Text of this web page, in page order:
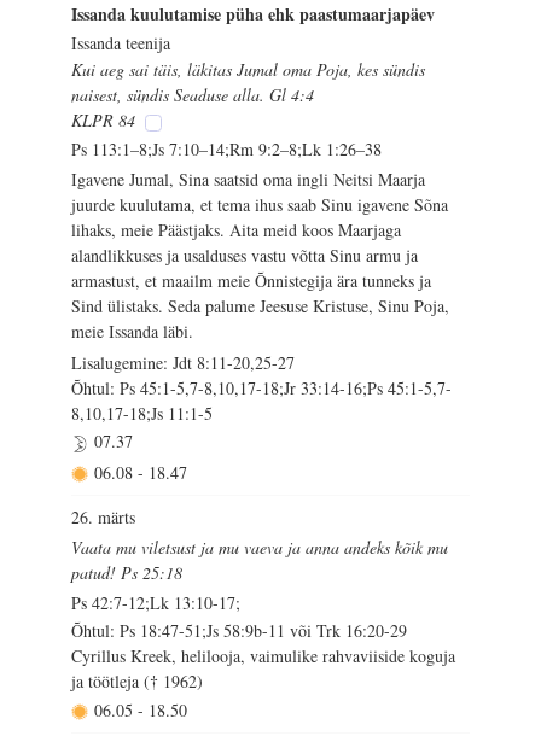
Issanda kuulutamise püha ehk paastumaarjapäev
Issanda teenija
Kui aeg sai täis, läkitas Jumal oma Poja, kes sündis
naisest, sündis Seaduse alla. Gl 4:4
KLPR 84
Ps 113:1–8;Js 7:10–14;Rm 9:2–8;Lk 1:26–38
Igavene Jumal, Sina saatsid oma ingli Neitsi Maarja
juurde kuulutama, et tema ihus saab Sinu igavene Sõna
lihaks, meie Päästjaks. Aita meid koos Maarjaga
alandlikkuses ja usalduses vastu võtta Sinu armu ja
armastust, et maailm meie Õnnistegija ära tunneks ja
Sind ülistaks. Seda palume Jeesuse Kristuse, Sinu Poja,
meie Issanda läbi.
Lisalugemine: Jdt 8:11-20,25-27
Õhtul: Ps 45:1-5,7-8,10,17-18;Jr 33:14-16;Ps 45:1-5,7-
8,10,17-18;Js 11:1-5
07.37
06.08 - 18.47
26. märts
Vaata mu viletsust ja mu vaeva ja anna andeks kõik mu
patud! Ps 25:18
Ps 42:7-12;Lk 13:10-17;
Õhtul: Ps 18:47-51;Js 58:9b-11 või Trk 16:20-29
Cyrillus Kreek, helilooja, vaimulike rahvaviiside koguja
ja töötleja († 1962)
06.05 - 18.50